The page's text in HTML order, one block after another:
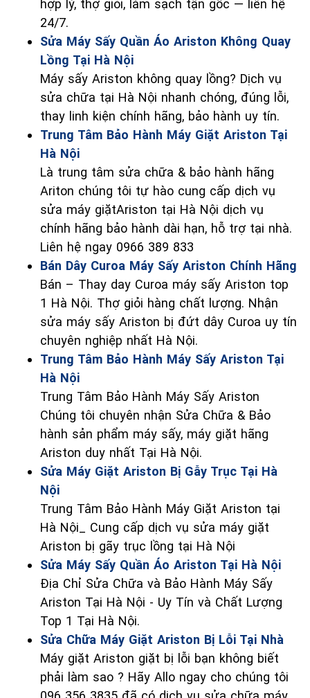
hợp lý, thợ giỏi, làm sạch tận gốc — liên hệ
24/7.
Sửa Máy Sấy Quần Áo Ariston Không Quay
Lồng Tại Hà Nội
Máy sấy Ariston không quay lồng? Dịch vụ
sửa chữa tại Hà Nội nhanh chóng, đúng lỗi,
thay linh kiện chính hãng, bảo hành uy tín.
Trung Tâm Bảo Hành Máy Giặt Ariston Tại
Hà Nội
Là trung tâm sửa chữa & bảo hành hãng
Ariton chúng tôi tự hào cung cấp dịch vụ
sửa máy giặtAriston tại Hà Nội dịch vụ
chính hãng bảo hành dài hạn, hỗ trợ tại nhà.
Liên hệ ngay 0966 389 833
Bán Dây Curoa Máy Sấy Ariston Chính Hãng
Bán – Thay day Curoa máy sấy Ariston top
1 Hà Nội. Thợ giỏi hàng chất lượng. Nhận
sửa máy sấy Ariston bị đứt dây Curoa uy tín
chuyên nghiệp nhất Hà Nội.
Trung Tâm Bảo Hành Máy Sấy Ariston Tại
Hà Nội
Trung Tâm Bảo Hành Máy Sấy Ariston
Chúng tôi chuyên nhận Sửa Chữa & Bảo
hành sản phẩm máy sấy, máy giặt hãng
Ariston duy nhất Tại Hà Nội.
Sửa Máy Giặt Ariston Bị Gẫy Trục Tại Hà
Nội
Trung Tâm Bảo Hành Máy Giặt Ariston tại
Hà Nội_ Cung cấp dịch vụ sửa máy giặt
Ariston bị gãy trục lồng tại Hà Nội
Sửa Máy Sấy Quần Áo Ariston Tại Hà Nội
Địa Chỉ Sửa Chữa và Bảo Hành Máy Sấy
Ariston Tại Hà Nội - Uy Tín và Chất Lượng
Top 1 Tại Hà Nội.
Sửa Chữa Máy Giặt Ariston Bị Lỗi Tại Nhà
Máy giặt Ariston giặt bị lỗi bạn không biết
phải làm sao ? Hãy Allo ngay cho chúng tôi